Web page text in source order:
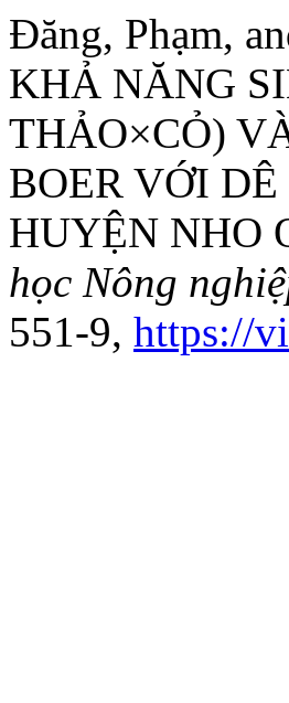
Đăng, Phạm,
KHẢ NĂNG
THẢO×CỎ)
BOER VỚI
HUYỆN NHO
học Nông
551-9, https://